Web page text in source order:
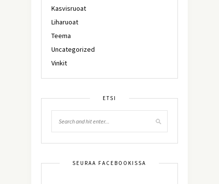
Kasvisruoat
Liharuoat
Teema
Uncategorized
Vinkit
ETSI
SEURAA FACEBOOKISSA